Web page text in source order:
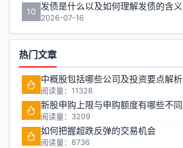
10 发债是什么以及如何理解发债的含义
2026-07-16
热门文章
中概股包括哪些公司及投资要点解析
阅读量：11328
新股申购上限与申购额度有哪些不同
阅读量：3209
如何把握超跌反弹的交易机会
阅读量：6736